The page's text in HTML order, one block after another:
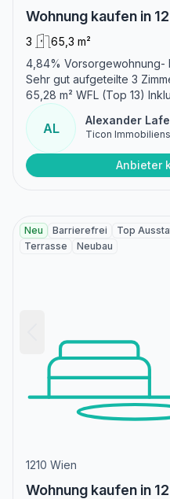
Wohnung kaufen in
3
65,3 m²
4,84% Vorsorgewohnung-
Sehr gut aufgeteilte 3
65,28 m² WFL (Top 13)
AL
Alexander
Ticon
Anbieter
Neu Barrierefrei Top
Terrasse
Neubau
1210 Wien
Wohnung kaufen in